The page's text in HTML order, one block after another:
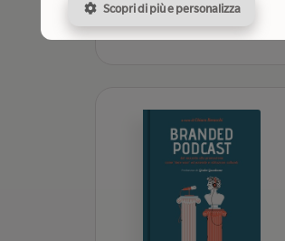
Scopri di più e personalizza